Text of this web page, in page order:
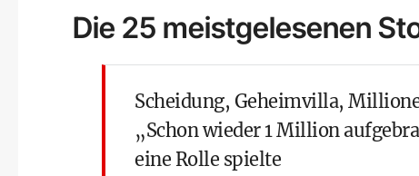
Die 25 meistgelesenen
Scheidung, Geheimvilla,
„Schon wieder 1 Million
eine Rolle spielte